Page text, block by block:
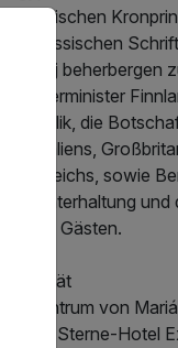
Sächsischen
den russischen
Tolstoj beherbergen
Premierminister
Republik, die
Australiens,
Österreichs, sowie
der Unterhaltung
seinen Gästen.
Lokalität
Im Zentrum von
das 4-Sterne-Hotel